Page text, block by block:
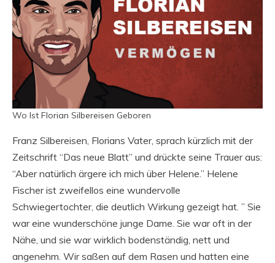
Wo Ist Florian Silbereisen Geboren
Franz Silbereisen, Florians Vater, sprach kürzlich mit der
Zeitschrift “Das neue Blatt” und drückte seine Trauer aus:
“Aber natürlich ärgere ich mich über Helene.” Helene
Fischer ist zweifellos eine wundervolle
Schwiegertochter, die deutlich Wirkung gezeigt hat. ” Sie
war eine wunderschöne junge Dame. Sie war oft in der
Nähe, und sie war wirklich bodenständig, nett und
angenehm. Wir saßen auf dem Rasen und hatten eine